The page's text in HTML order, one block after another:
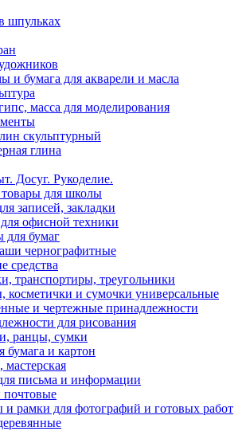
шпульках
и бумага для акварели и масла
масса для моделирования
скульптурный
глина
Досуг. Рукоделие.
для школы
записей, закладки
офисной техники
бумаг
чернографитные
средства
транспортиры, треугольники
косметички и сумочки универсальные
и чертежные принадлежности
для рисования
ранцы, сумки
бумага и картон
письма и информации
рамки для фотографий и готовых работ